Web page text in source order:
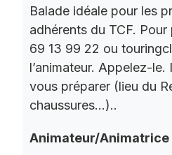
Balade idéale pour les
adhérents du TCF.
69 13 99 22 ou
l’animateur. Appelez-
vous préparer (lieu du
chaussures…)..
Animateur/Animatrice